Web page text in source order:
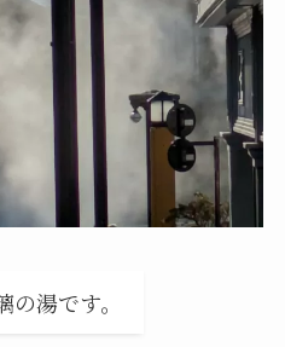
湯です。